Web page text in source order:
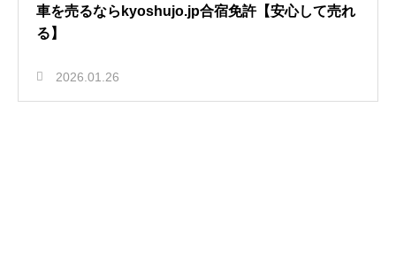
車を売るならkyoshujo.jp合宿免許【安心して売れ
る】
2026.01.26